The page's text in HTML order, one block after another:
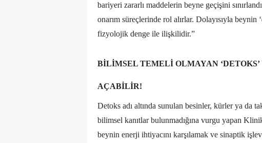
bariyeri zararlı maddelerin beyne geçişini
onarım süreçlerinde rol alırlar. Dolayısıyla
fizyolojik denge ile ilişkilidir.”
BILIMSEL TEMELI OLMAYAN
AÇABILIR!
Detoks adı altında sunulan besinler, kürler ya da
bilimsel kanıtlar bulunmadığına vurgu yapan
beynin enerji ihtiyacını karşılamak ve sinaptik